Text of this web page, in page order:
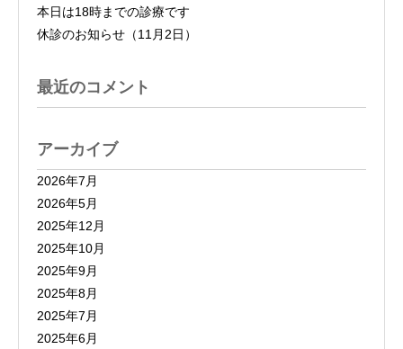
本日は18時までの診療です
休診のお知らせ（11月2日）
最近のコメント
アーカイブ
2026年7月
2026年5月
2025年12月
2025年10月
2025年9月
2025年8月
2025年7月
2025年6月